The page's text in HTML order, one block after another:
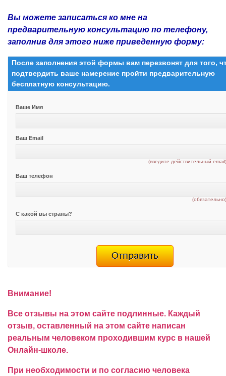
Вы можете записаться ко мне на
предварительную консультацию по телефону,
заполнив для этого ниже приведенную форму:
После заполнения этой формы вам перезвонят для того,
подтвердить ваше намерение пройти предварительную
бесплатную консультацию.
Ваше Имя
Ваш Email
(введите действительный
Ваш телефон
С какой вы страны?
Внимание!
Все отзывы на этом сайте подлинные. Каждый
отзыв, оставленный на этом сайте написан
реальным человеком проходившим курс в нашей
Онлайн-школе.
При необходимости и по согласию человека